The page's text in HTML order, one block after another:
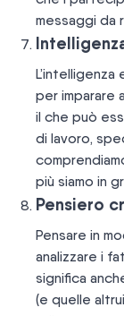
messaggi da
per imparare
il che può
di lavoro,
più siamo in
Pensiero
Pensare in
analizzare i
significa
(e quelle